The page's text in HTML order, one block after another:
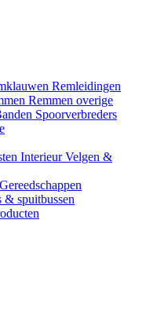
Remleidingen
Remmen overige
Spoorverbreders
InterieurVelgen &
Gereedschappen
& spuitbussen